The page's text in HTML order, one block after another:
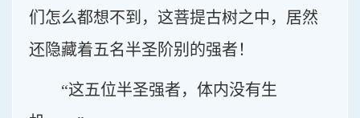
们怎么都想不到，这菩提古树之中，居然
还隐藏着五名半圣阶别的强者！
“这五位半圣强者，体内没有生